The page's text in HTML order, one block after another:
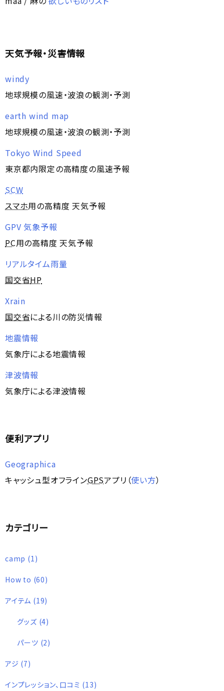
天気予報・災害情報
windy
地球規模の風速・波浪の観測・予測
earth wind map
地球規模の風速・波浪の観測・予測
Tokyo Wind Speed
東京都内限定の高精度の風速予報
SCW
スマホ用の高精度 天気予報
GPV 気象予報
PC用の高精度 天気予報
リアルタイム雨量
国交省HP
Xrain
国交省による川の防災情報
地震情報
気象庁による地震情報
津波情報
気象庁による津波情報
便利アプリ
Geographica
キャッシュ型オフラインGPSアプリ（使い方）
カテゴリー
camp (1)
How to (60)
アイテム (19)
グッズ (4)
パーツ (2)
アジ (7)
インプレッション、口コミ (13)